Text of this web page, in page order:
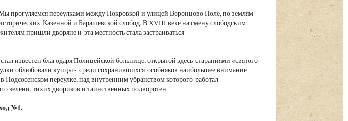
прогуляемся переулками между Покровкой и улицей Воронцово Поле, по землям
Казенной и Барашевской слобод. В XVIII веке на смену слободским
пришли дворяне и эта местность стала застраиваться
известен благодаря Полицейской больнице, открытой здесь стараниями «святого
облюбовали купцы - среди сохранившихся особняков наибольшее внимание
переулке, над внутренним убранством которого работал
зелени, тихих двориков и таинственных подворотен.
№1.